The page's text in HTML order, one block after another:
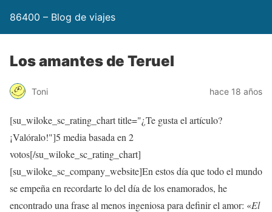
86400 – Blog de viajes
Los amantes de Teruel
Toni hace 18 años
[su_wiloke_sc_rating_chart title="¿Te gusta el artículo?
¡Valóralo!"]5 media basada en 2
votos[/su_wiloke_sc_rating_chart]
[su_wiloke_sc_company_website]En estos día que todo el mundo
se empeña en recordarte lo del día de los enamorados, he
encontrado una frase al menos ingeniosa para definir el amor: «El